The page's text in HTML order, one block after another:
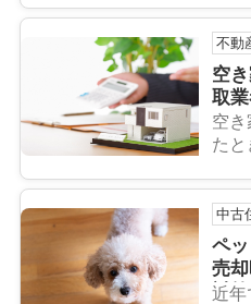
不動
空
取
空き
たと
中古
ペ
売
対
近年